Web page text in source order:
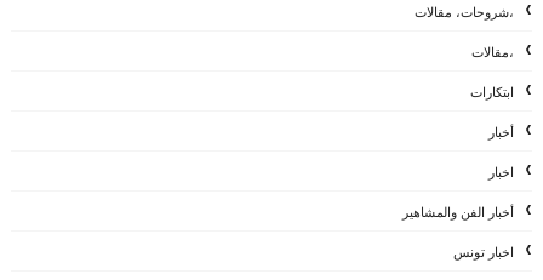
،شروحات، مقالات
،مقالات
ابتكارات
أخبار
اخبار
أخبار الفن والمشاهير
اخبار تونس